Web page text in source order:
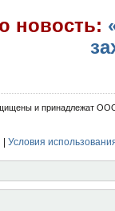
новость:
и принадлежат
Условия